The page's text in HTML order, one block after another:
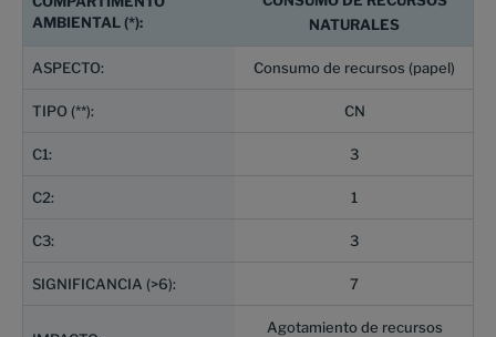
NATURALES
Consumo de recursos (papel)
CN
3
1
3
7
Agotamiento de recursos